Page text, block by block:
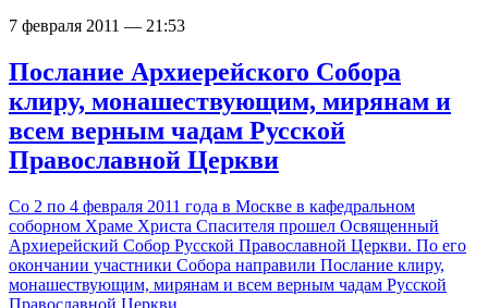
7 февраля 2011 — 21:53
Послание Архиерейского Собора
клиру, монашествующим, мирянам и
всем верным чадам Русской
Православной Церкви
Со 2 по 4 февраля 2011 года в Москве в кафедральном
соборном Храме Христа Спасителя прошел Освященный
Архиерейский Собор Русской Православной Церкви. По его
окончании участники Собора направили Послание клиру,
монашествующим, мирянам и всем верным чадам Русской
Православной Церкви.